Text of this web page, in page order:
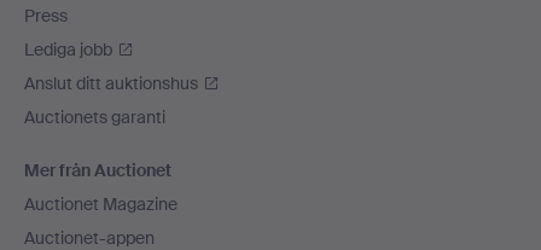
Press
Lediga jobb
Anslut ditt auktionshus
Auctionets garanti
Mer från Auctionet
Auctionet Magazine
Auctionet-appen